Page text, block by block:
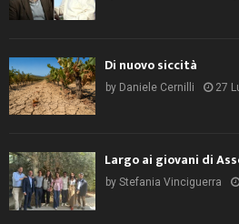
Di nuovo siccità
by Daniele Cernilli 27
Largo ai giovani di
by Stefania Vinciguerra